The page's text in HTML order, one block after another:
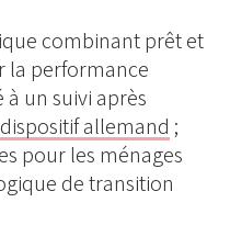
combinant prêt et
la performance
un suivi après
allemand ;
pour les ménages
de transition